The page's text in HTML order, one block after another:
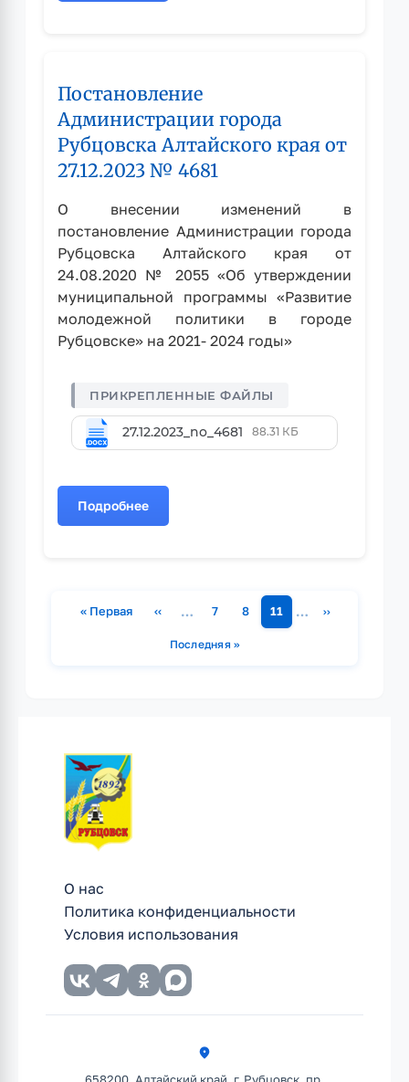
Алтайского
края
25.12.2024
№
Постановление
Администрации города
Рубцовска Алтайского края от
27.12.2023 № 4681
О внесении изменений в
постановление Администрации города
Рубцовска Алтайского края от
24.08.2020 № 2055 «Об утверждении
муниципальной программы «Развитие
молодежной политики в городе
Рубцовске» на 2021- 2024 годы»
27.12.2023_no_4681 88.31 КБ
Подробнее
о
Алтайского
Нумерация
Первая страница
« Первая Предыдущая страница
‹‹ … Страница
7 Страница
8 Страница
11 … Следующая
››
Последняя страница
Последняя »
О нас
Политика конфиденциальности
Условия использования
658200, Алтайский край, г. Рубцовск, пр.